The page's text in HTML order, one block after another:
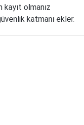
olmanız
katmanı ekler.